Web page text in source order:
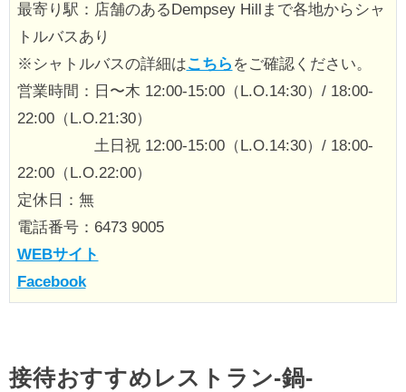
最寄り駅：店舗のあるDempsey Hillまで各地からシャ
トルバスあり
※シャトルバスの詳細はこちら をご確認ください。
営業時間：日〜木 12:00-15:00（L.O.14:30）/ 18:00-
22:00（L.O.21:30）
土日祝 12:00-15:00（L.O.14:30）/ 18:00-
22:00（L.O.22:00）
定休日：無
電話番号：6473 9005
WEBサイト
Facebook
接待おすすめレストラン‐鍋‐